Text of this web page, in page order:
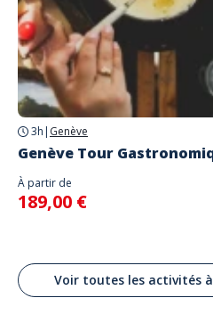
3h | Genève
Genève Tour
À partir de
189,00 €
Voir toutes les activités